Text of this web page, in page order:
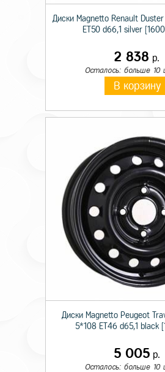
Диски Magnetto Renault
ET50 d66,1 silver
2 838 р.
Осталось: больше 10
В корзину
Диски Magnetto Peugeot
5*108 ET46 d65,1 black
5 005 р.
Осталось: больше 10